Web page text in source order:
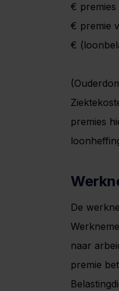
€ premies
€ premie
€
premies
De
naar
premie